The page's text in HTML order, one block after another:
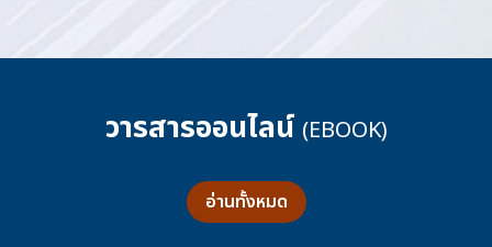
วารสารออนไลน์ (EBOOK)
อ่านทั้งหมด